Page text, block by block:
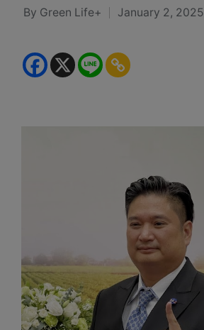
Posted
By Green Life+ January 2, 2025